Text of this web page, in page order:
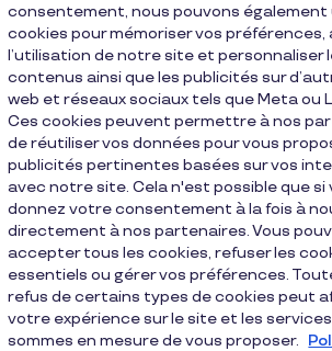
Google Pay : Que
mon
perdu ou
Si votre appareil est perdu ou volé,
utiliser le service "Localiser mon
désactiver à distance Google Pay.
toutes les cartes de paiement
Google Pay.
consentement, nous pouvons également
cookies pour mémoriser vos préférences,
l’utilisation de notre site et personnaliser
contenus ainsi que les publicités sur
web et réseaux sociaux tels que Meta ou
Ces cookies peuvent permettre à nos
de réutiliser vos données pour vous
publicités pertinentes basées sur vos
avec notre site. Cela n'est possible que si
donnez votre consentement à la fois à
directement à nos partenaires. Vous
accepter tous les cookies, refuser les
essentiels ou gérer vos préférences.
refus de certains types de cookies peut
votre expérience sur le site et les
sommes en mesure de vous proposer.